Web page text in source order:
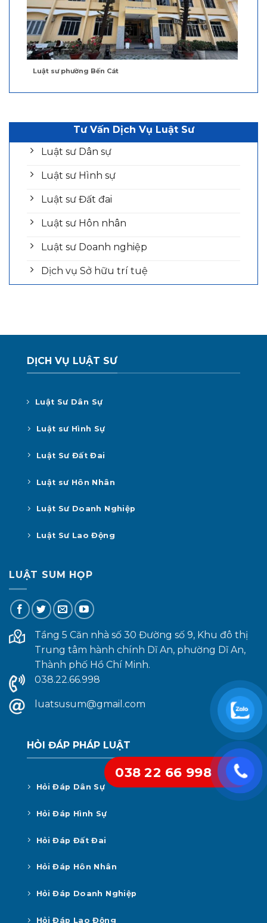
Luật sư phường Bến Cát
Tư Vấn Dịch Vụ Luật Sư
Luật sư Dân sự
Luật sư Hình sự
Luật sư Đất đai
Luật sư Hôn nhân
Luật sư Doanh nghiệp
Dịch vụ Sở hữu trí tuệ
DỊCH VỤ LUẬT SƯ
Luật Sư Dân Sự
Luật sư Hình Sự
Luật Sư Đất Đai
Luật sư Hôn Nhân
Luật Sư Doanh Nghiệp
Luật Sư Lao Động
LUẬT SUM HỌP
Tầng 5 Căn nhà số 30 Đường số 9, Khu đô thị
Trung tâm hành chính Dĩ An, phường Dĩ An,
Thành phố Hồ Chí Minh.
038.22.66.998
luatsusum@gmail.com
HỎI ĐÁP PHÁP LUẬT
Hỏi Đáp Dân Sự
Hỏi Đáp Hình Sự
Hỏi Đáp Đất Đai
Hỏi Đáp Hôn Nhân
Hỏi Đáp Doanh Nghiệp
Hỏi Đáp Lao Động
038 22 66 998